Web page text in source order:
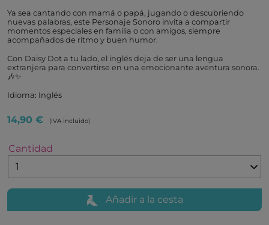
Ya sea cantando con mamá o papá, jugando o descubriendo
nuevas palabras, este Personaje Sonoro invita a compartir
momentos especiales en familia o con amigos, siempre
acompañados de ritmo y buen humor.
Con Daisy Dot a tu lado, el inglés deja de ser una lengua
extranjera para convertirse en una emocionante aventura sonora.
🎶✨
Idioma: Inglés
14,90 € (IVA incluido)
Cantidad
Añadir a la cesta